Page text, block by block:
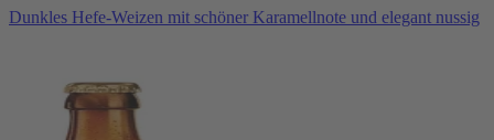
Dunkles Hefe-Weizen mit schöner Karamellnote und elegant nussig